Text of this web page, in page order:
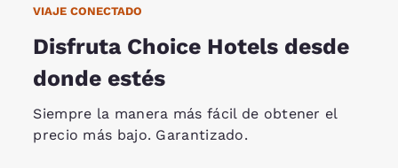
VIAJE CONECTADO
Disfruta Choice Hotels desde
donde estés
Siempre la manera más fácil de obtener el
precio más bajo. Garantizado.